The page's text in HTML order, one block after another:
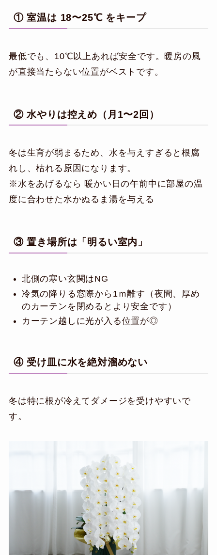
① 室温は 18〜25℃ をキープ
最低でも、10℃以上あれば安全です。暖房の風
が直接当たらない位置がベストです。
② 水やりは控えめ（月1〜2回）
冬は生育が弱まるため、水を与えすぎると根腐
れし、枯れる原因になります。
※水をあげるなら 暖かい日の午前中に部屋の温
度に合わせた水かぬるま湯を与える
③ 置き場所は「明るい室内」
北側の寒い玄関はNG
冷気の降りる窓際から1ｍ離す（夜間、厚め
のカーテンを閉めるとより安全です）
カーテン越しに光が入る位置が◎
④ 受け皿に水を絶対溜めない
冬は特に根が冷えてダメージを受けやすいで
す。